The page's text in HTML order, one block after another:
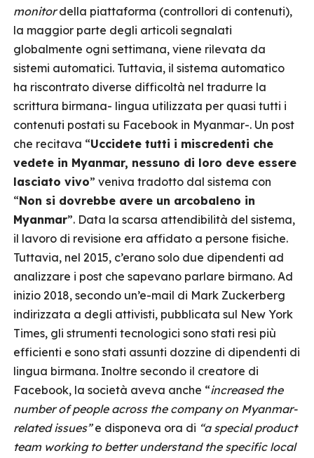
monitordella piattaforma (controllori di contenuti),
la maggior parte degli articoli segnalati
globalmente ogni settimana, viene rilevata da
sistemi automatici. Tuttavia, il sistema automatico
ha riscontrato diverse difficoltà nel tradurre la
scrittura birmana- lingua utilizzata per quasi tutti i
contenuti postati su Facebook in Myanmar-. Un post
che recitava “Uccidete tutti i miscredenti che
vedete in Myanmar, nessuno di loro deve essere
lasciato vivo” veniva tradotto dal sistema con
“Non si dovrebbe avere un arcobaleno in
Myanmar”. Data la scarsa attendibilità del sistema,
il lavoro di revisione era affidato a persone fisiche.
Tuttavia, nel 2015, c’erano solo due dipendenti ad
analizzare i post che sapevano parlare birmano. Ad
inizio 2018, secondo un’e-mail di Mark Zuckerberg
indirizzata a degli attivisti, pubblicata sul New York
Times, gli strumenti tecnologici sono stati resi più
efficienti e sono stati assunti dozzine di dipendenti di
lingua birmana. Inoltre secondo il creatore di
Facebook, la società aveva anche “increased the
number of people across the company on Myanmar-
related issues”e disponeva ora di “a special product
team working to better understand the specific local